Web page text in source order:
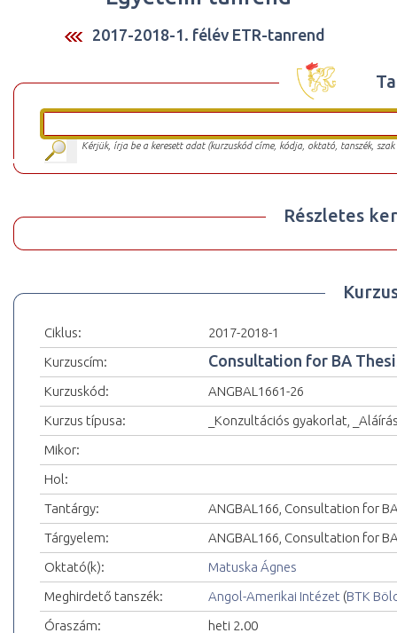
2017-2018-1. félév ETR-tanrend
Kérjük, írja be a keresett adat (kurzuskód címe, kódja, oktató, tanszék,
Részletes
Ciklus:
2017-2018-1
Kurzuscím:
Consultation for BA
Kurzuskód:
ANGBAL1661-26
Kurzus típusa:
_Konzultációs gyakorlat,
Mikor:
Hol:
Tantárgy:
ANGBAL166, Consultation for
Tárgyelem:
ANGBAL166, Consultation for
Oktató(k):
Matuska Ágnes
Meghirdető tanszék:
Angol-Amerikai Intézet (BTK
Óraszám:
heti 2.00